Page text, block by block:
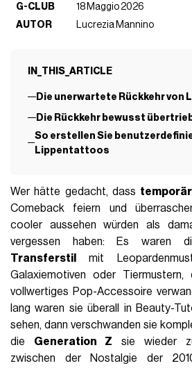
G-CLUB
18 Maggio 2026
AUTOR
Lucrezia Mannino
IN_THIS_ARTICLE
Die unerwartete Rückkehr von
Die Rückkehr bewusst
So erstellen Sie
Lippentattoos
Wer hätte gedacht, dass
Comeback feiern und
cooler aussehen würden als
vergessen haben: Es waren
Transferstil
mit
Galaxiemotiven oder
vollwertiges Pop-Accessoire
lang waren sie überall in Beauty-
sehen, dann verschwanden sie
die Generation Z sie wieder
zwischen der Nostalgie der